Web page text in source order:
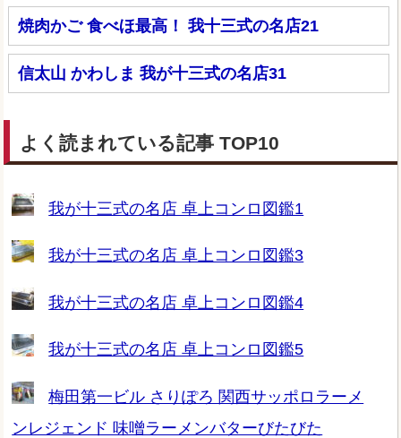
焼肉かご 食べほ最高！ 我十三式の名店21
信太山 かわしま 我が十三式の名店31
よく読まれている記事 TOP10
我が十三式の名店 卓上コンロ図鑑1
我が十三式の名店 卓上コンロ図鑑3
我が十三式の名店 卓上コンロ図鑑4
我が十三式の名店 卓上コンロ図鑑5
梅田第一ビル さりぽろ 関西サッポロラーメ
ンレジェンド 味噌ラーメンバターびたびた